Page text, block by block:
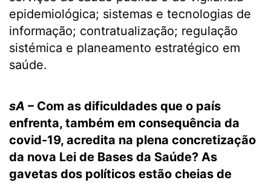
epidemiológica; sistemas e tecnologias de
informação; contratualização; regulação
sistémica e planeamento estratégico em
saúde.
sA – Com as dificuldades que o país
enfrenta, também em consequência da
covid-19, acredita na plena concretização
da nova Lei de Bases da Saúde? As
gavetas dos políticos estão cheias de